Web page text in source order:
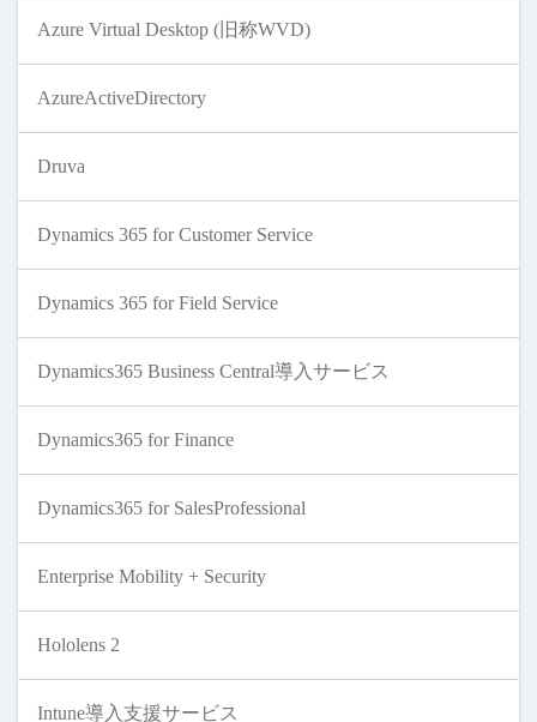
Azure Virtual Desktop (旧称WVD)
AzureActiveDirectory
Druva
Dynamics 365 for Customer Service
Dynamics 365 for Field Service
Dynamics365 Business Central導入サービス
Dynamics365 for Finance
Dynamics365 for SalesProfessional
Enterprise Mobility + Security
Hololens 2
Intune導入支援サービス